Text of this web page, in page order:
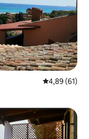
Средна
4,89 (61)